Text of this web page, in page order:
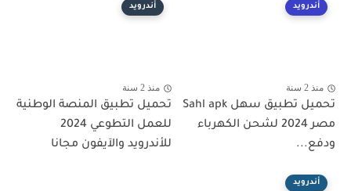
أندرويد
منذ 2 سنة
تحميل تطبيق سهل Sahl apk
مصر 2024 لشحن الكهرباء
ودفع...
أندرويد
منذ 2 سنة
تحميل تطبيق المنصة الوطنية
للعمل التطوعي 2024
للأندرويد والآيفون مجانا
أندرويد